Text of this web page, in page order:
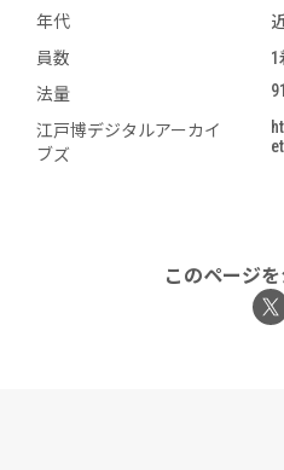
年代
員数
1
法量
江戸博デジタルアーカイ
ブズ
このページ